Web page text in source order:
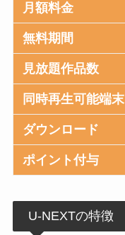
月額料金
無料期間
見放題作品数
同時再生可能端末
ダウンロード
ポイント付与
U-NEXTの特徴